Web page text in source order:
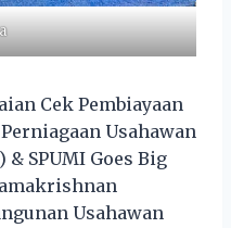
Cek Pembiayaan
Usahawan
SPUMI Goes Big
Usahawan